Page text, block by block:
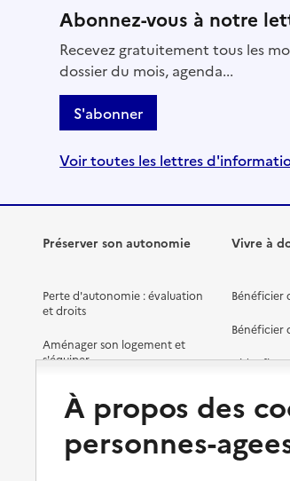
Abonnez-vous à notre
Recevez gratuitement tous les
dossier du mois, agenda...
S'abonner
Voir toutes les lettres
Préserver son autonomie
Perte d'autonomie : évaluation
et droits
Aménager son logement et
s'équiper
Préserver son autonomie et sa
santé
Organiser à l'avance sa propre
protection
Vivre à
Bénéficier
Bénéficier
Aides
Solutions
Vivre à
À propos des
personnes-